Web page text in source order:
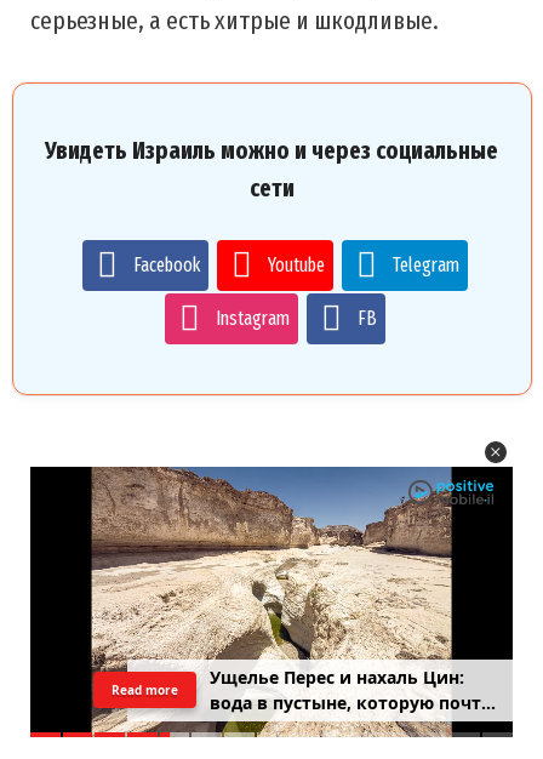
серьезные, а есть хитрые и шкодливые.
Увидеть Израиль можно и через социальные
сети
Facebook Youtube Telegram
Instagram FB
Ущелье Перес и нахаль Цин:
вода в пустыне, которую почти
никто не застаёт
Read more